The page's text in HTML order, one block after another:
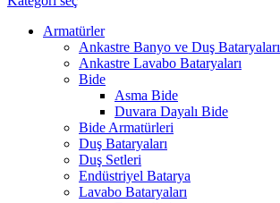
Armatürler
Ankastre Banyo ve Duş Bataryaları
Ankastre Lavabo Bataryaları
Bide
Asma Bide
Duvara Dayalı Bide
Bide Armatürleri
Duş Bataryaları
Duş Setleri
Endüstriyel Batarya
Lavabo Bataryaları